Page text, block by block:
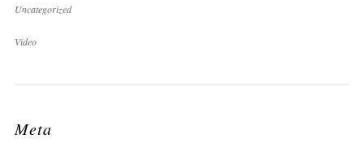
Uncategorized
Video
Meta